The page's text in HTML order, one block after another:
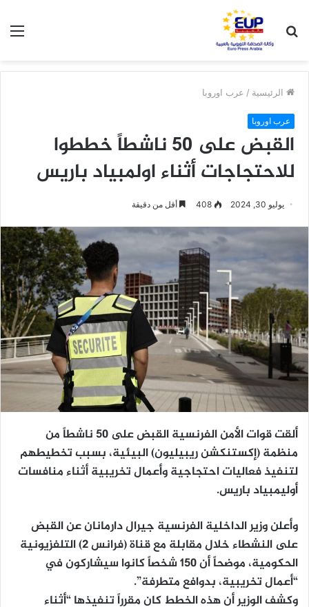
عن
الرئيسية / عرب اوروبا
عرب اوروبا
القبض على 50 ناشطاً خططوا
للاحتجاجات أثناء اولمبياد باريس
يوليو 30, 2024 408 أقل من دقيقة
ألقت قوات الأمن الفرنسية القبض على 50 ناشطاً من
منظمة (إكستنكشن ريبيليون) البيئية، بسبب تخطيطهم
لتنفيذ فعاليات احتجاجية وأعمال تخريبية أثناء منافسات
أوليمبياد باريس.
وأعلن وزير الداخلية الفرنسية جيرال دارمانان عن القبض
على النشطاء خلال مقابلة مع قناة (فرانس 2) التلفزيونية
الحكومية، موضحاً أن 150 شخصاً كانوا سيشاركون في
“أعمال تخريبية، بدوافع متطرفة”.
وكشف الوزير أن هذه الخطط كان مقرراً تنفيذها “أثناء